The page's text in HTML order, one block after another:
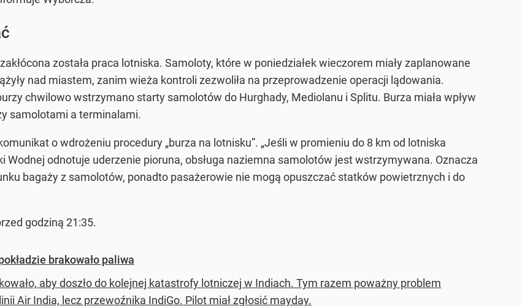
została praca lotniska. Samoloty, które w poniedziałek wieczorem miały zaplanowane
nad miastem, zanim wieża kontroli zezwoliła na przeprowadzenie operacji lądowania.
chwilowo wstrzymano starty samolotów do Hurghady, Mediolanu i Splitu. Burza miała wpływ
samolotami a terminalami.
o wdrożeniu procedury „burza na lotnisku”. „Jeśli w promieniu do 8 km od lotniska
odnotuje uderzenie pioruna, obsługa naziemna samolotów jest wstrzymywana. Oznacza
bagaży z samolotów, ponadto pasażerowie nie mogą opuszczać statków powietrznych i do
godziną 21:35.
brakowało paliwa
aby doszło do kolejnej katastrofy lotniczej w Indiach. Tym razem poważny problem
Air India, lecz przewoźnika IndiGo. Pilot miał zgłosić mayday.